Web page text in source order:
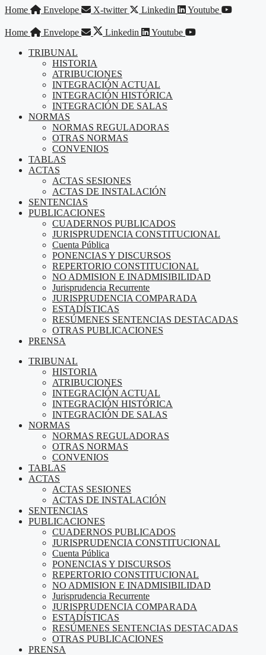
Saltar
contenido
Home Envelope X-twitter Linkedin Youtube
Home Envelope Linkedin
Youtube
TRIBUNAL
HISTORIA
ATRIBUCIONES
INTEGRACIÓN ACTUAL
INTEGRACIÓN HISTÓRICA
INTEGRACIÓN DE SALAS
NORMAS
NORMAS REGULADORAS
OTRAS NORMAS
CONVENIOS
TABLAS
ACTAS
ACTAS SESIONES
ACTAS DE INSTALACIÓN
SENTENCIAS
PUBLICACIONES
CUADERNOS PUBLICADOS
JURISPRUDENCIA CONSTITUCIONAL
Cuenta Pública
PONENCIAS Y DISCURSOS
REPERTORIO CONSTITUCIONAL
NO ADMISION E INADMISIBILIDAD
Jurisprudencia Recurrente
JURISPRUDENCIA COMPARADA
ESTADÍSTICAS
RESÚMENES SENTENCIAS DESTACADAS
OTRAS PUBLICACIONES
PRENSA
TRIBUNAL
HISTORIA
ATRIBUCIONES
INTEGRACIÓN ACTUAL
INTEGRACIÓN HISTÓRICA
INTEGRACIÓN DE SALAS
NORMAS
NORMAS REGULADORAS
OTRAS NORMAS
CONVENIOS
TABLAS
ACTAS
ACTAS SESIONES
ACTAS DE INSTALACIÓN
SENTENCIAS
PUBLICACIONES
CUADERNOS PUBLICADOS
JURISPRUDENCIA CONSTITUCIONAL
Cuenta Pública
PONENCIAS Y DISCURSOS
REPERTORIO CONSTITUCIONAL
NO ADMISION E INADMISIBILIDAD
Jurisprudencia Recurrente
JURISPRUDENCIA COMPARADA
ESTADÍSTICAS
RESÚMENES SENTENCIAS DESTACADAS
OTRAS PUBLICACIONES
PRENSA